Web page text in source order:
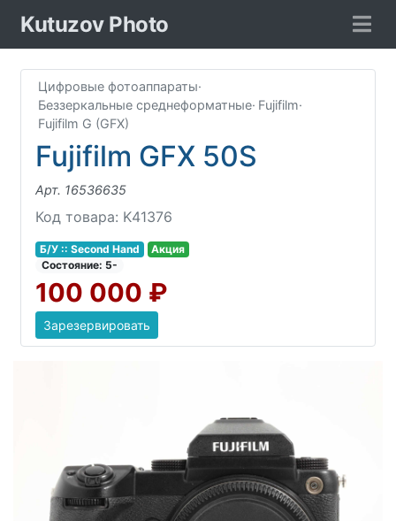
Kutuzov Photo
Цифровые фотоаппараты·
Беззеркальные среднеформатные· Fujifilm·
Fujifilm G (GFX)
Fujifilm GFX 50S
Арт. 16536635
Код товара: K41376
Б/У :: Second Hand
Акция
Соcтояние: 5-
100 000 ₽
Зарезервировать